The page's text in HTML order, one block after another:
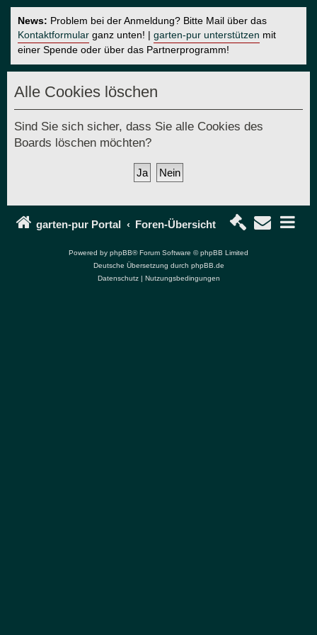
News: Problem bei der Anmeldung? Bitte Mail über das
Kontaktformular ganz unten! | garten-pur unterstützen mit
einer Spende oder über das Partnerprogramm!
Alle Cookies löschen
Sind Sie sich sicher, dass Sie alle Cookies des
Boards löschen möchten?
garten-pur Portal Foren-Übersicht
Powered by phpBB® Forum Software © phpBB Limited
Deutsche Übersetzung durch phpBB.de
Datenschutz| Nutzungsbedingungen